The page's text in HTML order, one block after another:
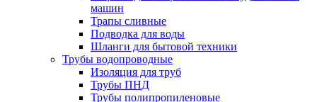
машин
Трапы сливные
Подводка для воды
Шланги для бытовой техники
Трубы водопроводные
Изоляция для труб
Трубы ПНД
Трубы полипропиленовые